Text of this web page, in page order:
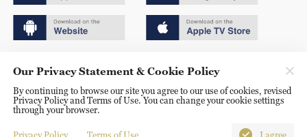
京ICP备20000184号
京公网安备 11010502050052号
Disinformation report hotline: 010-85061466
Our Privacy Statement & Cookie Policy
By continuing to browse our site you agree to our use of cookies, revised
Privacy Policy and Terms of Use. You can change your cookie settings
through your browser.
Privacy Policy Terms of Use I agree